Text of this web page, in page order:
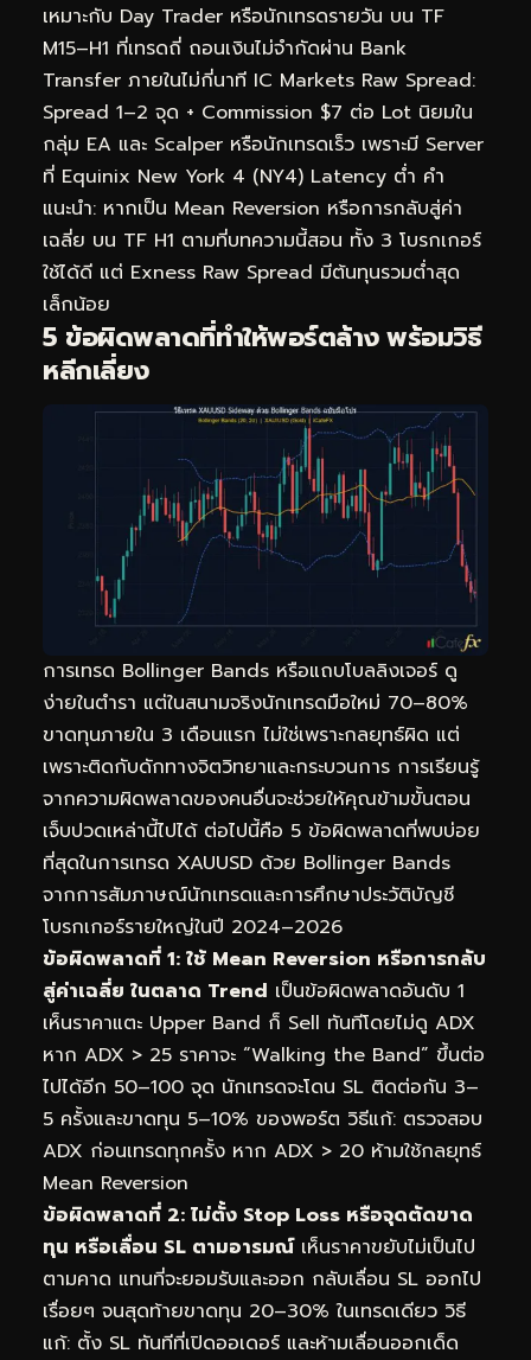
เหมาะกับ Day Trader หรือนักเทรดรายวัน บน TF
M15–H1 ที่เทรดถี่ ถอนเงินไม่จำกัดผ่าน Bank
Transfer ภายในไม่กี่นาที IC Markets Raw Spread:
Spread 1–2 จุด + Commission $7 ต่อ Lot นิยมใน
กลุ่ม EA และ Scalper หรือนักเทรดเร็ว เพราะมี Server
ที่ Equinix New York 4 (NY4) Latency ต่ำ คำ
แนะนำ: หากเป็น Mean Reversion หรือการกลับสู่ค่า
เฉลี่ย บน TF H1 ตามที่บทความนี้สอน ทั้ง 3 โบรกเกอร์
ใช้ได้ดี แต่ Exness Raw Spread มีต้นทุนรวมต่ำสุด
เล็กน้อย
5 ข้อผิดพลาดที่ทำให้พอร์ตล้าง พร้อมวิธี
หลีกเลี่ยง
การเทรด Bollinger Bands หรือแถบโบลลิงเจอร์ ดู
ง่ายในตำรา แต่ในสนามจริงนักเทรดมือใหม่ 70–80%
ขาดทุนภายใน 3 เดือนแรก ไม่ใช่เพราะกลยุทธ์ผิด แต่
เพราะติดกับดักทางจิตวิทยาและกระบวนการ การเรียนรู้
จากความผิดพลาดของคนอื่นจะช่วยให้คุณข้ามขั้นตอน
เจ็บปวดเหล่านี้ไปได้ ต่อไปนี้คือ 5 ข้อผิดพลาดที่พบบ่อย
ที่สุดในการเทรด XAUUSD ด้วย Bollinger Bands
จากการสัมภาษณ์นักเทรดและการศึกษาประวัติบัญชี
โบรกเกอร์รายใหญ่ในปี 2024–2026
ข้อผิดพลาดที่ 1: ใช้ Mean Reversion หรือการกลับ
สู่ค่าเฉลี่ย ในตลาด Trend เป็นข้อผิดพลาดอันดับ 1
เห็นราคาแตะ Upper Band ก็ Sell ทันทีโดยไม่ดู ADX
หาก ADX > 25 ราคาจะ “Walking the Band” ขึ้นต่อ
ไปได้อีก 50–100 จุด นักเทรดจะโดน SL ติดต่อกัน 3–
5 ครั้งและขาดทุน 5–10% ของพอร์ต วิธีแก้: ตรวจสอบ
ADX ก่อนเทรดทุกครั้ง หาก ADX > 20 ห้ามใช้กลยุทธ์
Mean Reversion
ข้อผิดพลาดที่ 2: ไม่ตั้ง Stop Loss หรือจุดตัดขาด
ทุน หรือเลื่อน SL ตามอารมณ์เห็นราคาขยับไม่เป็นไป
ตามคาด แทนที่จะยอมรับและออก กลับเลื่อน SL ออกไป
เรื่อยๆ จนสุดท้ายขาดทุน 20–30% ในเทรดเดียว วิธี
แก้: ตั้ง SL ทันทีที่เปิดออเดอร์ และห้ามเลื่อนออกเด็ด